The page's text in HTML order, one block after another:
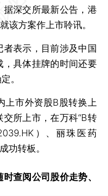
据深交所最新公告，港
该方案作上市聆讯。
表示，目前涉及中国
，具体挂牌的时间还要
。
市外资股B股转换上
所上市，在万科“B转
）、丽珠医药
功转板。
时查阅公司股价走势、